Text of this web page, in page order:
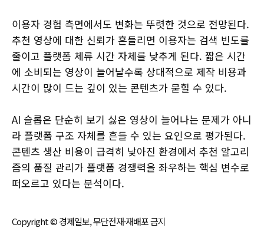
이용자 경험 측면에서도 변화는 뚜렷한 것으로 전망된다.
추천 영상에 대한 신뢰가 흔들리면 이용자는 검색 빈도를
줄이고 플랫폼 체류 시간 자체를 낮추게 된다. 짧은 시간
에 소비되는 영상이 늘어날수록 상대적으로 제작 비용과
시간이 많이 드는 깊이 있는 콘텐츠가 묻힐 수 있다.
AI 슬롭은 단순히 보기 싫은 영상이 늘어나는 문제가 아니
라 플랫폼 구조 자체를 흔들 수 있는 요인으로 평가된다.
콘텐츠 생산 비용이 급격히 낮아진 환경에서 추천 알고리
즘의 품질 관리가 플랫폼 경쟁력을 좌우하는 핵심 변수로
떠오르고 있다는 분석이다.
Copyright © 경제일보, 무단전재·재배포 금지